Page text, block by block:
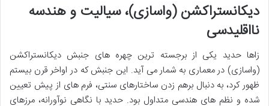
دیکانستراکشن (واسازی)، سیالیت و هندسه
نااقلیدسی
زاها حدید یکی از برجسته ترین چهره های جنبش دیکانستراکشن
(واسازی) در معماری به شمار می آید. این جنبش که در اواخر قرن بیستم
ظهور کرد، به دنبال برهم زدن ساختارهای سنتی، فرم های از پیش تعیین
شده و نظم های هندسی متداول بود. حدید با نگاهی نوآورانه، مرزهای